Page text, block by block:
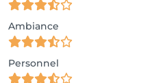
Ambiance
Personnel